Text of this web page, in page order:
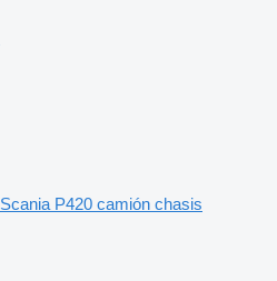
Scania P420 camión chasis